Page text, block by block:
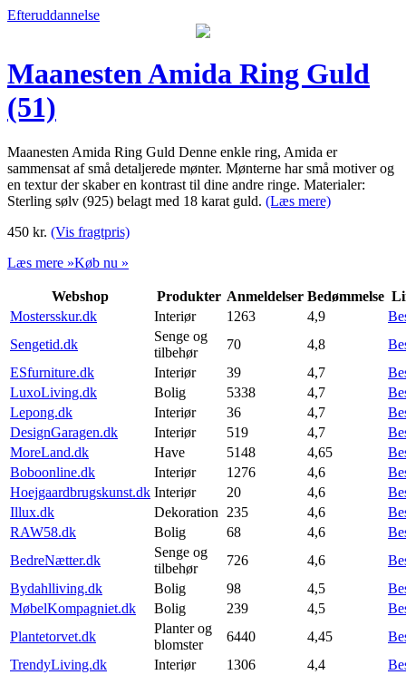
Efteruddannelse
Maanesten Amida Ring Guld
(51)
Maanesten Amida Ring Guld Denne enkle ring, Amida er
sammensat af små detaljerede mønter. Mønterne har små motiver og
en textur der skaber en kontrast til dine andre ringe. Materialer:
Sterling sølv (925) belagt med 18 karat guld. (Læs mere)
450 kr. (Vis fragtpris)
Læs mere »Køb nu »
Webshop Produkter Anmeldelser Bedømmelse
Mostersskur.dk
Interiør 1263 4,9
Sengetid.dk
Senge og
tilbehør
70 4,8
ESfurniture.dk
Interiør 39 4,7
LuxoLiving.dk
Bolig 5338 4,7
Lepong.dk
Interiør 36 4,7
DesignGaragen.dk
Interiør 519 4,7
MoreLand.dk
Have 5148 4,65
Boboonline.dk
Interiør 1276 4,6
Hoejgaardbrugskunst.dk Interiør 20 4,6
Illux.dk
Dekoration 235 4,6
RAW58.dk
Bolig 68 4,6
BedreNætter.dk
Senge og
tilbehør
726 4,6
Bydahlliving.dk
Bolig 98 4,5
MøbelKompagniet.dk
Bolig 239 4,5
Plantetorvet.dk
Planter og
blomster
6440 4,45
TrendyLiving.dk
Interiør 1306 4,4